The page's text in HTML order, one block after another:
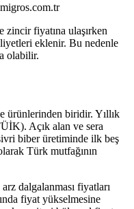
migros.com.tr
zincir fiyatına ulaşırken
eklenir. Bu nedenle
olabilir.
ürünlerinden biridir. Yıllık
Açık alan ve sera
biber üretiminde ilk beş
Türk mutfağının
dalgalanması fiyatları
fiyat yükselmesine